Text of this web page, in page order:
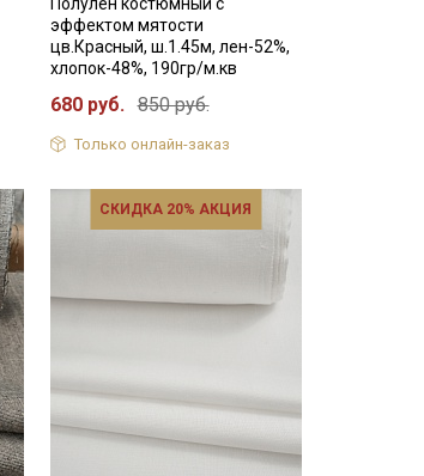
эффектом мятости
цв.Красный, ш.1.45м, лен-52%,
хлопок-48%, 190гр/м.кв
680 руб. 850 руб.
Только онлайн-заказ
СКИДКА 20% АКЦИЯ